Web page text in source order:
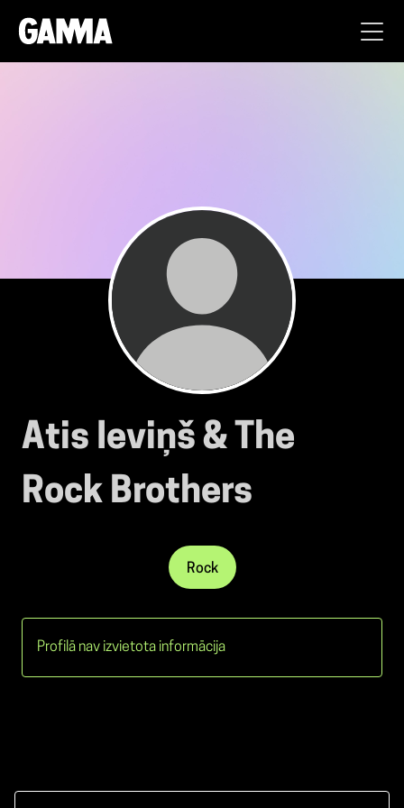
Atis Ieviņš & The
Rock Brothers
Rock
Profilā nav izvietota informācija